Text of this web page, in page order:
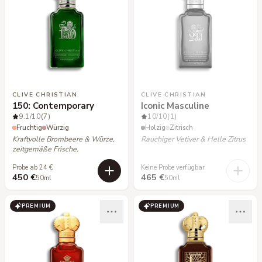
CLIVE CHRISTIAN
150: Contemporary
9.1/10(7)
Fruchtig Würzig
Kraftvolle Brombeere & Würze,
zeitgemäße Frische.
Probe ab 24 €
450 €50ml
CLIVE CHRISTIAN
Iconic Masculine
10/10(1)
Holzig Zitrisch
Rauchiger Vetiver & Helle Zitrus
Keine Probe verfügbar
465 €50ml
PREMIUM PREMIUM